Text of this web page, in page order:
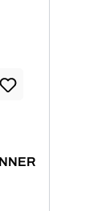
Mit
setzt